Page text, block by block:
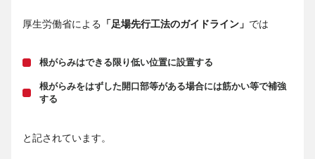
厚生労働省による 「足場先行工法のガイドライン」 では
根がらみはできる限り低い位置に設置する
根がらみをはずした開口部等がある場合には筋かい等で補強
する
と記されています。